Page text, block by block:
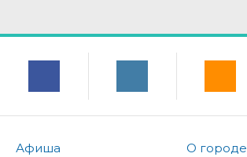
Афиша
О городе